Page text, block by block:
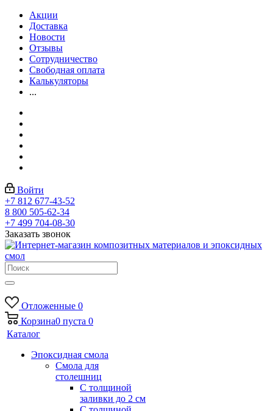
Акции
Доставка
Новости
Отзывы
Сотрудничество
Свободная оплата
Калькуляторы
...
Войти
+7 812 677-43-52
8 800 505-62-34
+7 499 704-08-30
Заказать звонок
Отложенные 0
Корзина0 пуста 0
Каталог
Эпоксидная смола
Смола для
столешниц
С толщиной
заливки до 2 см